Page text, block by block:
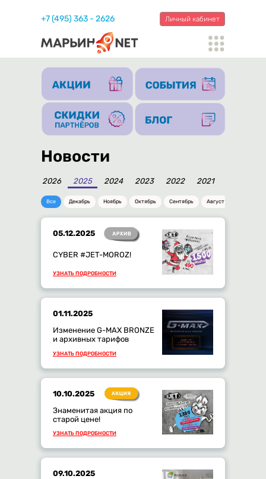
+7 (495) 363 - 2626 Личный кабинет
Новости
2026 2025 2024 2023 2022 2021
Все Декабрь Ноябрь Октябрь Сентябрь Август
05.12.2025
СYBER #JET-MOROZ!
УЗНАТЬ ПОДРОБНОСТИ
01.11.2025
Изменение G-MAX BRONZE
и архивных тарифов
УЗНАТЬ ПОДРОБНОСТИ
10.10.2025
Знаменитая акция по
старой цене!
УЗНАТЬ ПОДРОБНОСТИ
09.10.2025